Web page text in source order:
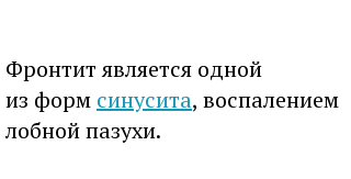
Фронтит является одной
из форм синусита, воспалением
лобной пазухи.